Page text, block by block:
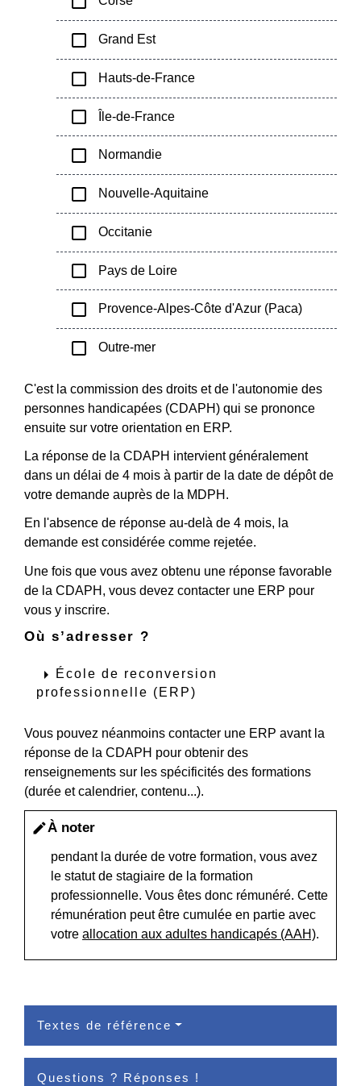
check_box_outline_blank Grand Est
check_box_outline_blank Hauts-de-France
check_box_outline_blank Île-de-France
check_box_outline_blank Normandie
check_box_outline_blank Nouvelle-Aquitaine
check_box_outline_blank Occitanie
check_box_outline_blank Pays de Loire
check_box_outline_blank Provence-Alpes-Côte d'Azur (Paca)
check_box_outline_blank Outre-mer
C'est la commission des droits et de l'autonomie des
personnes handicapées (CDAPH) qui se prononce
ensuite sur votre orientation en ERP.
La réponse de la CDAPH intervient généralement
dans un délai de 4 mois à partir de la date de dépôt de
votre demande auprès de la MDPH.
En l'absence de réponse au-delà de 4 mois, la
demande est considérée comme rejetée.
Une fois que vous avez obtenu une réponse favorable
de la CDAPH, vous devez contacter une ERP pour
vous y inscrire.
Où s’adresser ?
arrow_right
École de reconversion
professionnelle (ERP)
Vous pouvez néanmoins contacter une ERP avant la
réponse de la CDAPH pour obtenir des
renseignements sur les spécificités des formations
(durée et calendrier, contenu...).
editÀ noter
pendant la durée de votre formation, vous avez
le statut de stagiaire de la formation
professionnelle. Vous êtes donc rémunéré. Cette
rémunération peut être cumulée en partie avec
votre allocation aux adultes handicapés (AAH).
Textes de référence
Questions ? Réponses !